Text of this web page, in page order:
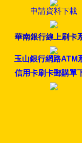
申請資料下載
華南銀行線上刷卡
玉山銀行網路ATM
信用卡刷卡郵購單